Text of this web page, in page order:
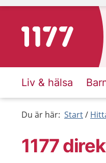
Till startsidan för 1177
Liv & hälsa
Du är här: Start
1177